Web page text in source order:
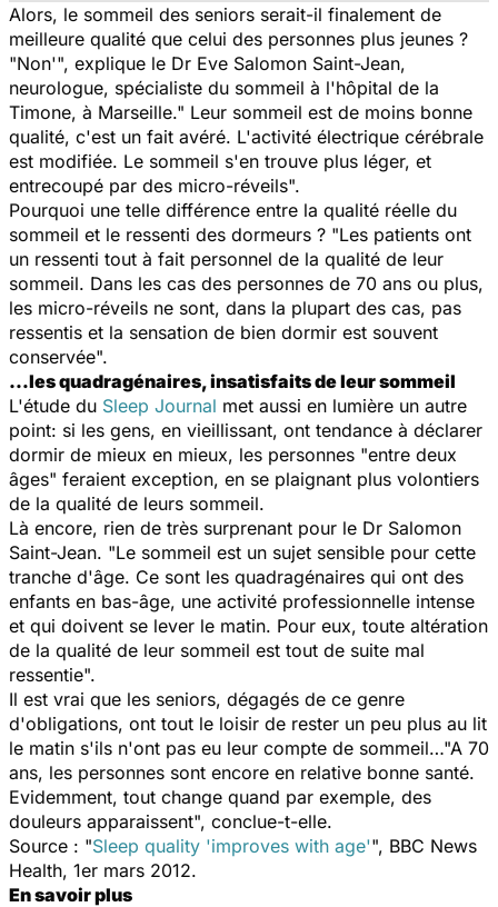
Alors, le sommeil des seniors serait-il finalement de
meilleure qualité que celui des personnes plus jeunes ?
"Non'", explique le Dr Eve Salomon Saint-Jean,
neurologue, spécialiste du sommeil à l'hôpital de la
Timone, à Marseille." Leur sommeil est de moins bonne
qualité, c'est un fait avéré. L'activité électrique cérébrale
est modifiée. Le sommeil s'en trouve plus léger, et
entrecoupé par des micro-réveils".
Pourquoi une telle différence entre la qualité réelle du
sommeil et le ressenti des dormeurs ? "Les patients ont
un ressenti tout à fait personnel de la qualité de leur
sommeil. Dans les cas des personnes de 70 ans ou plus,
les micro-réveils ne sont, dans la plupart des cas, pas
ressentis et la sensation de bien dormir est souvent
conservée".
…les quadragénaires, insatisfaits de leur sommeil
L'étude du Sleep Journal met aussi en lumière un autre
point: si les gens, en vieillissant, ont tendance à déclarer
dormir de mieux en mieux, les personnes "entre deux
âges" feraient exception, en se plaignant plus volontiers
de la qualité de leurs sommeil.
Là encore, rien de très surprenant pour le Dr Salomon
Saint-Jean. "Le sommeil est un sujet sensible pour cette
tranche d'âge. Ce sont les quadragénaires qui ont des
enfants en bas-âge, une activité professionnelle intense
et qui doivent se lever le matin. Pour eux, toute altération
de la qualité de leur sommeil est tout de suite mal
ressentie".
Il est vrai que les seniors, dégagés de ce genre
d'obligations, ont tout le loisir de rester un peu plus au lit
le matin s'ils n'ont pas eu leur compte de sommeil…"A 70
ans, les personnes sont encore en relative bonne santé.
Evidemment, tout change quand par exemple, des
douleurs apparaissent", conclue-t-elle.
Source : "Sleep quality 'improves with age'", BBC News
Health, 1er mars 2012.
En savoir plus